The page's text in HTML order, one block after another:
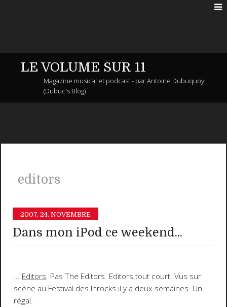
LE VOLUME SUR 11
Magazine musical et podcast - par Antoine Dubuquoy
(Dubuc's Blog)
editors
2007. 24. NOVEMBRE
Dans mon iPod ce weekend...
... Editors. Pas The Editors. Editors tout court. Vus sur
scène au Festival des Inrocks il y a deux semaines. Un
régal.